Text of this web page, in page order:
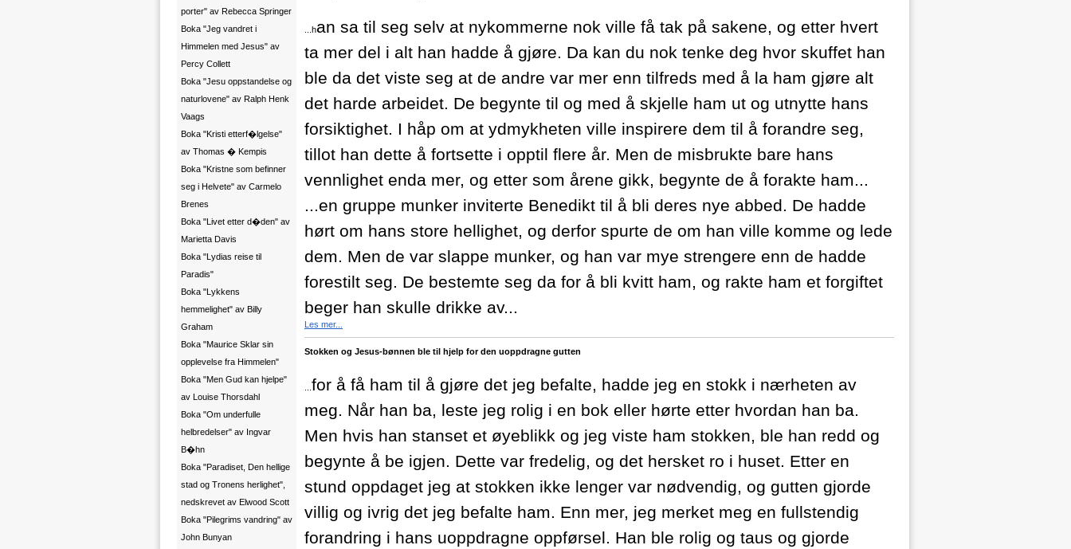
porter" av Rebecca Springer
Boka "Jeg vandret i
Himmelen med Jesus" av
Percy Collett
Boka "Jesu oppstandelse og
naturlovene" av Ralph Henk
Vaags
Boka "Kristi etterf�lgelse"
av Thomas � Kempis
Boka "Kristne som befinner
seg i Helvete" av Carmelo
Brenes
Boka "Livet etter d�den" av
Marietta Davis
Boka "Lydias reise til
Paradis"
Boka "Lykkens
hemmelighet" av Billy
Graham
Boka "Maurice Sklar sin
opplevelse fra Himmelen"
Boka "Men Gud kan hjelpe"
av Louise Thorsdahl
Boka "Om underfulle
helbredelser" av Ingvar
B�hn
Boka "Paradiset, Den hellige
stad og Tronens herlighet",
nedskrevet av Elwood Scott
Boka "Pilegrims vandring" av
John Bunyan
...han sa til seg selv at nykommerne nok ville få tak på sakene, og etter hvert
ta mer del i alt han hadde å gjøre. Da kan du nok tenke deg hvor skuffet han
ble da det viste seg at de andre var mer enn tilfreds med å la ham gjøre alt
det harde arbeidet. De begynte til og med å skjelle ham ut og utnytte hans
forsiktighet. I håp om at ydmykheten ville inspirere dem til å forandre seg,
tillot han dette å fortsette i opptil flere år. Men de misbrukte bare hans
vennlighet enda mer, og etter som årene gikk, begynte de å forakte ham...
...en gruppe munker inviterte Benedikt til å bli deres nye abbed. De hadde
hørt om hans store hellighet, og derfor spurte de om han ville komme og lede
dem. Men de var slappe munker, og han var mye strengere enn de hadde
forestilt seg. De bestemte seg da for å bli kvitt ham, og rakte ham et forgiftet
beger han skulle drikke av...
Les mer...
Stokken og Jesus-bønnen ble til hjelp for den uoppdragne gutten
...for å få ham til å gjøre det jeg befalte, hadde jeg en stokk i nærheten av
meg. Når han ba, leste jeg rolig i en bok eller hørte etter hvordan han ba.
Men hvis han stanset et øyeblikk og jeg viste ham stokken, ble han redd og
begynte å be igjen. Dette var fredelig, og det hersket ro i huset. Etter en
stund oppdaget jeg at stokken ikke lenger var nødvendig, og gutten gjorde
villig og ivrig det jeg befalte ham. Enn mer, jeg merket meg en fullstendig
forandring i hans uoppdragne oppførsel. Han ble rolig og taus og gjorde